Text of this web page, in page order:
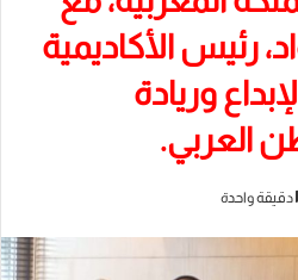
رئيس الأكاديمية
وريادة
العربي.
دقيقة واحدة